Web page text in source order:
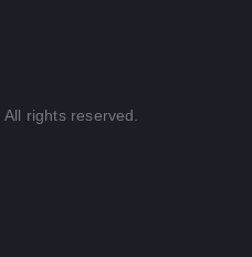
All rights reserved.